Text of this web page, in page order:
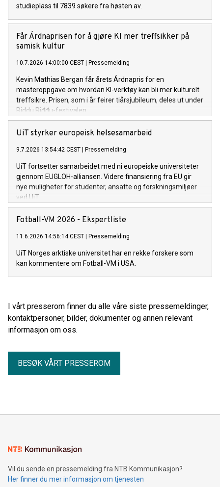
studieplass til 7839 søkere fra høsten av.
Får Árdnaprisen for å gjøre KI mer treffsikker på
samisk kultur
10.7.2026 14:00:00 CEST Pressemelding
Kevin Mathias Bergan får årets Árdnapris for en
masteroppgave om hvordan KI-verktøy kan bli mer kulturelt
treffsikre. Prisen, som i år feirer tiårsjubileum, deles ut under
Riddu Riđđu-festivalen.
UiT styrker europeisk helsesamarbeid
9.7.2026 13:54:42 CEST Pressemelding
UiT fortsetter samarbeidet med ni europeiske universiteter
gjennom EUGLOH-alliansen. Videre finansiering fra EU gir
nye muligheter for studenter, ansatte og forskningsmiljøer
ved UiT.
Fotball-VM 2026 - Ekspertliste
11.6.2026 14:56:14 CEST Pressemelding
UiT Norges arktiske universitet har en rekke forskere som
kan kommentere om Fotball-VM i USA.
I vårt presserom finner du alle våre siste pressemeldinger,
kontaktpersoner, bilder, dokumenter og annen relevant
informasjon om oss.
BESØK VÅRT PRESSEROM
Vil du sende en pressemelding fra NTB Kommunikasjon?
Her finner du mer informasjon om tjenesten